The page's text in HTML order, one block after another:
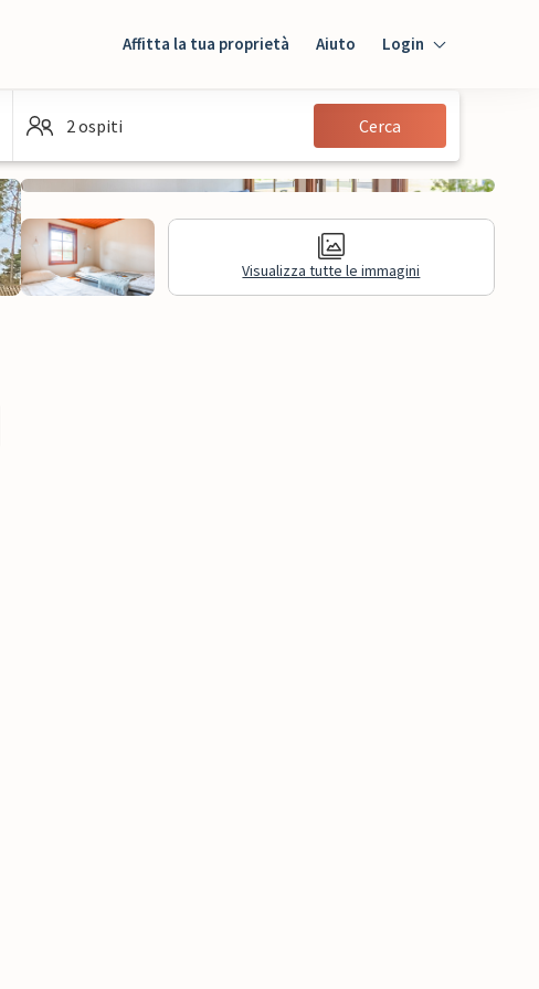
Affitta la tua proprietà Aiuto Login
Ospiti
2 ospiti Cerca
Visualizza tutte le immagini